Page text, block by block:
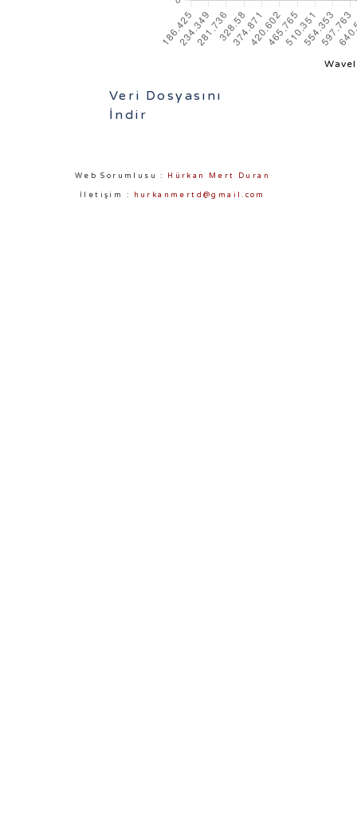
Veri Dosyasını
İndir
Web Sorumlusu : Hürkan Mert Duran
İletişim : hurkanmertd@gmail.com